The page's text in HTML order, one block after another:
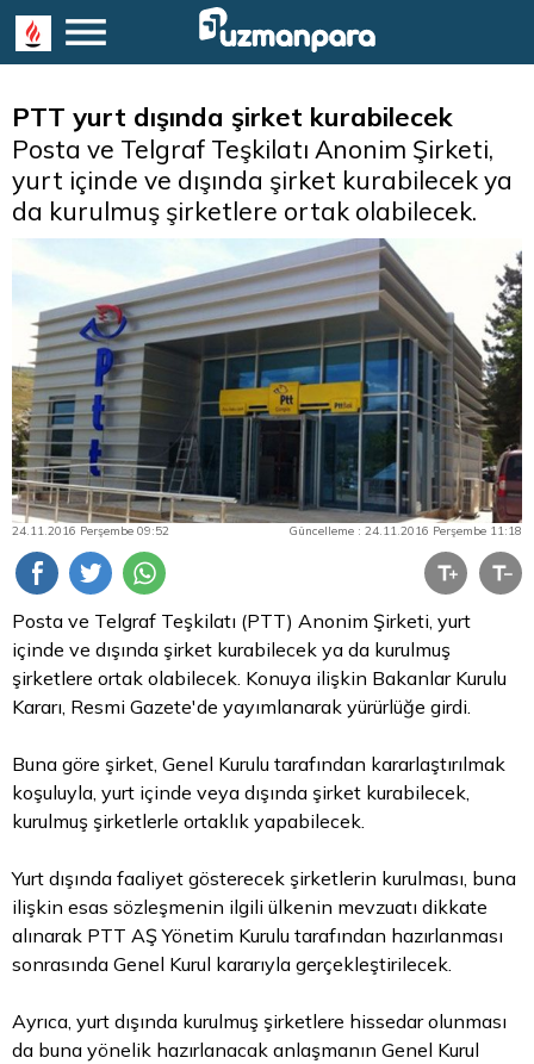
PTT yurt dışında şirket kurabilecek
Posta ve Telgraf Teşkilatı Anonim Şirketi,
yurt içinde ve dışında şirket kurabilecek ya
da kurulmuş şirketlere ortak olabilecek.
24.11.2016 Perşembe 09:52 Güncelleme : 24.11.2016 Perşembe 11:18
Posta ve Telgraf Teşkilatı (PTT) Anonim Şirketi, yurt
içinde ve dışında şirket kurabilecek ya da kurulmuş
şirketlere ortak olabilecek. Konuya ilişkin Bakanlar Kurulu
Kararı, Resmi Gazete'de yayımlanarak yürürlüğe girdi.
Buna göre şirket, Genel Kurulu tarafından kararlaştırılmak
koşuluyla, yurt içinde veya dışında şirket kurabilecek,
kurulmuş şirketlerle ortaklık yapabilecek.
Yurt dışında faaliyet gösterecek şirketlerin kurulması, buna
ilişkin esas sözleşmenin ilgili ülkenin mevzuatı dikkate
alınarak PTT AŞ Yönetim Kurulu tarafından hazırlanması
sonrasında Genel Kurul kararıyla gerçekleştirilecek.
Ayrıca, yurt dışında kurulmuş şirketlere hissedar olunması
da buna yönelik hazırlanacak anlaşmanın Genel Kurul